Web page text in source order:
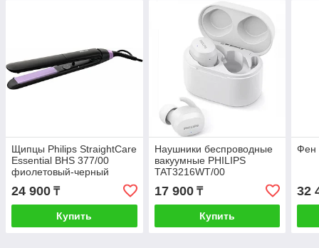
Щипцы Philips StraightCare
Essential BHS 377/00
фиолетовый-черный
24 900 ₸
Купить
Наушники беспроводные
вакуумные PHILIPS
TAT3216WT/00
17 900₸
Купить
Фен
32